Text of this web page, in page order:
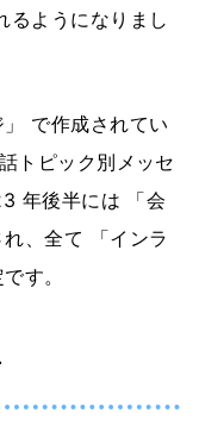
るようになりまし
で作成されてい
トピック別メッセ
年後半には 「会
、全て 「インラ
す。